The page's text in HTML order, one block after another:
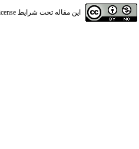
این مقاله تحت شرایط